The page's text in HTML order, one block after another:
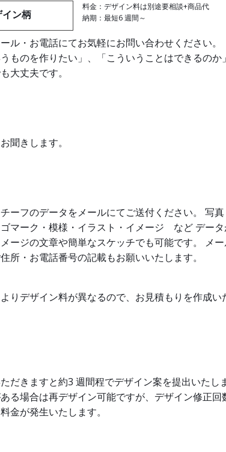
ン柄
料金：デザイン料は別途要相談+商品代
納期：最短6 週間～
ル・お電話にてお気軽にお問い合わせください。
うものを作りたい」、「こういうことはできるのか
大丈夫です。
聞きします。
ーフのデータをメールにてご送付ください。 写
マーク・模様・イラスト・イメージ など デー
ージの文章や簡単なスケッチでも可能です。 メ
所・お電話番号の記載もお願いいたします。
りデザイン料が異なるので、お見積もりを作成い
だきますと約3 週間程でデザイン案を提出いたし
る場合は再デザイン可能ですが、デザイン修正回
金が発生いたします。